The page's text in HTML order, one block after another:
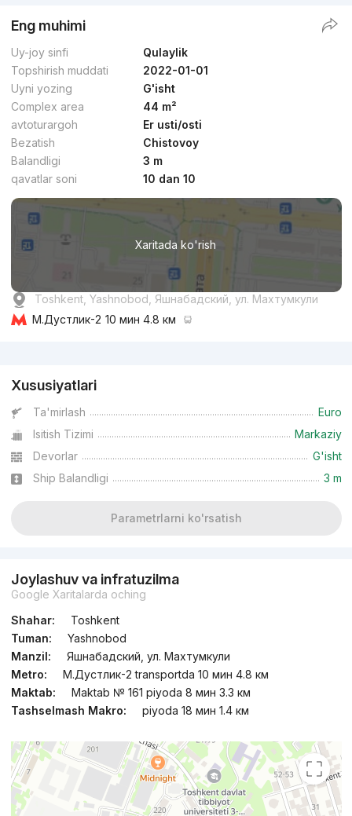
Eng muhimi
Uy-joy sinfi
Qulaylik
Topshirish muddati
2022-01-01
Uyni yozing
G'isht
Complex area
44 m²
avtoturargoh
Er usti/osti
Bezatish
Chistovoy
Balandligi
3 m
qavatlar soni
10 dan 10
Xaritada ko'rish
Toshkent, Yashnobod, Яшнабадский, ул. Махтумкули
М.Дустлик-2 10 мин 4.8 км
Xususiyatlari
Ta'mirlash
Euro
Isitish Tizimi
Markaziy
Devorlar
G'isht
Ship Balandligi
3 m
Parametrlarni ko'rsatish
Joylashuv va infratuzilma
Google Xaritalarda oching
Shahar:
Toshkent
Tuman:
Yashnobod
Manzil:
Яшнабадский, ул. Махтумкули
Metro:
М.Дустлик-2 transportda 10 мин 4.8 км
Maktab:
Maktab № 161 piyoda 8 мин 3.3 км
Tashselmash Makro:
piyoda 18 мин 1.4 км